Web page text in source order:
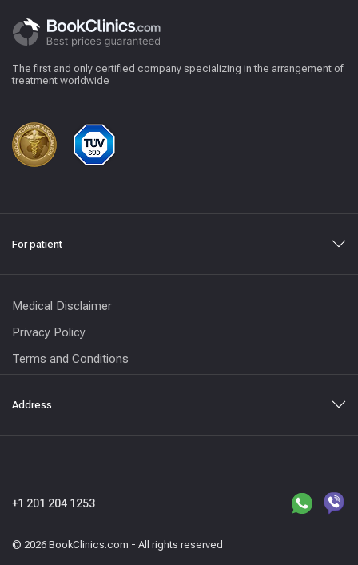
The first and only certified company specializing in the arrangement of
treatment worldwide
For patient
Medical Disclaimer
Privacy Policy
Terms and Conditions
Address
© 2026 BookClinics.com - All rights reserved
+1 201 204 1253